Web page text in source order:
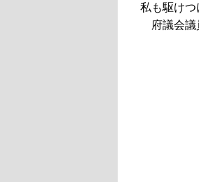
私も駆けつ
府議会